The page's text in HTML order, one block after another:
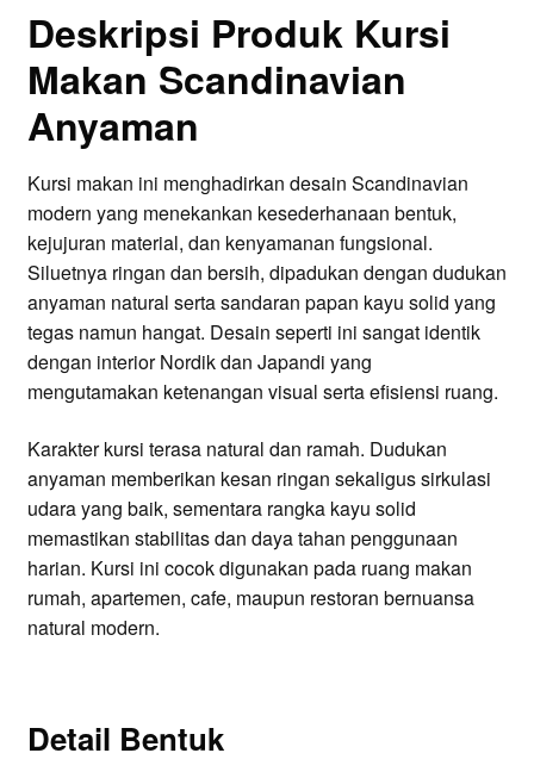
Deskripsi Produk Kursi
Makan Scandinavian
Anyaman
Kursi makan ini menghadirkan desain Scandinavian
modern yang menekankan kesederhanaan bentuk,
kejujuran material, dan kenyamanan fungsional.
Siluetnya ringan dan bersih, dipadukan dengan dudukan
anyaman natural serta sandaran papan kayu solid yang
tegas namun hangat. Desain seperti ini sangat identik
dengan interior Nordik dan Japandi yang
mengutamakan ketenangan visual serta efisiensi ruang.
Karakter kursi terasa natural dan ramah. Dudukan
anyaman memberikan kesan ringan sekaligus sirkulasi
udara yang baik, sementara rangka kayu solid
memastikan stabilitas dan daya tahan penggunaan
harian. Kursi ini cocok digunakan pada ruang makan
rumah, apartemen, cafe, maupun restoran bernuansa
natural modern.
Detail Bentuk